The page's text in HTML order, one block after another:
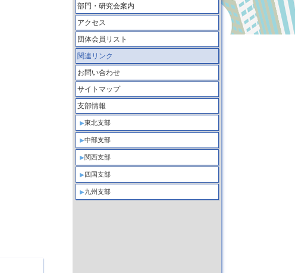
部門・研究会案内
アクセス
団体会員リスト
関連リンク
お問い合わせ
サイトマップ
支部情報
東北支部
中部支部
関西支部
四国支部
九州支部